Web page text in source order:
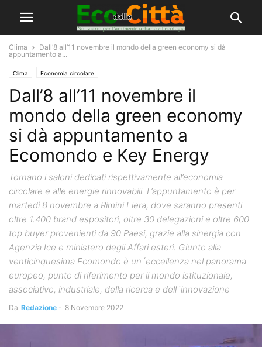
Clima
Dall’8 all’11 novembre il mondo della green economy si dà
appuntamento a...
Clima Economia circolare
Dall’8 all’11 novembre il
mondo della green economy
si dà appuntamento a
Ecomondo e Key Energy
Tornano i saloni dedicati rispettivamente all’economia
circolare e alle energie rinnovabili. L’appuntamento è per
martedì 8 novembre a Rimini Fiera, dove saranno presenti
oltre 1.400 brand espositori, oltre 30 delegazioni e oltre 600
top buyer provenienti da 90 Paesi, grazie alla sinergia con
Agenzia Ice e ministero degli Affari esteri. Giunto alla
venticinquesima Ecomondo è un´eccellenza nel panorama
europeo, punto di riferimento per il mondo istituzionale,
associativo, industriale, della ricerca e dell´innovazione
Da Redazione - 8 Novembre 2022